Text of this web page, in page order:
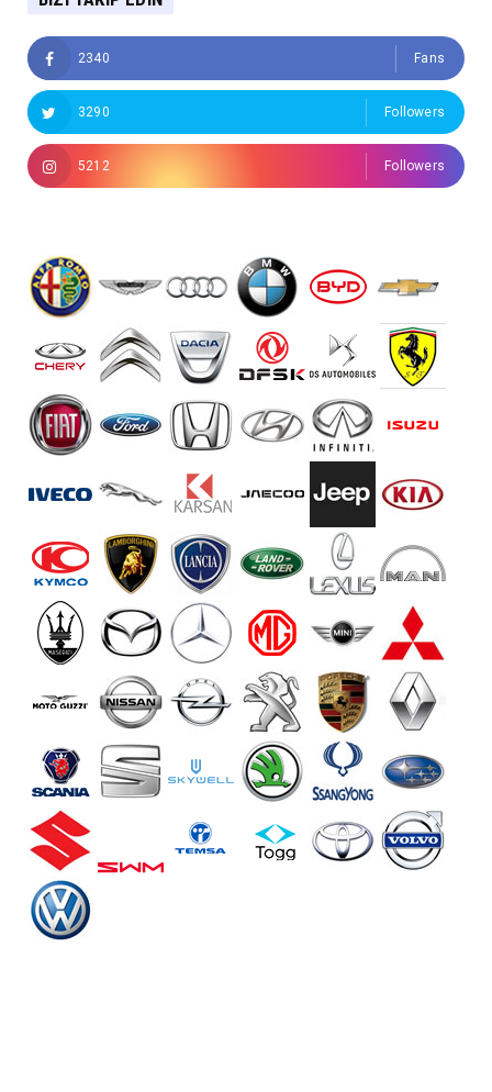
2340 Fans
3290 Followers
5212 Followers